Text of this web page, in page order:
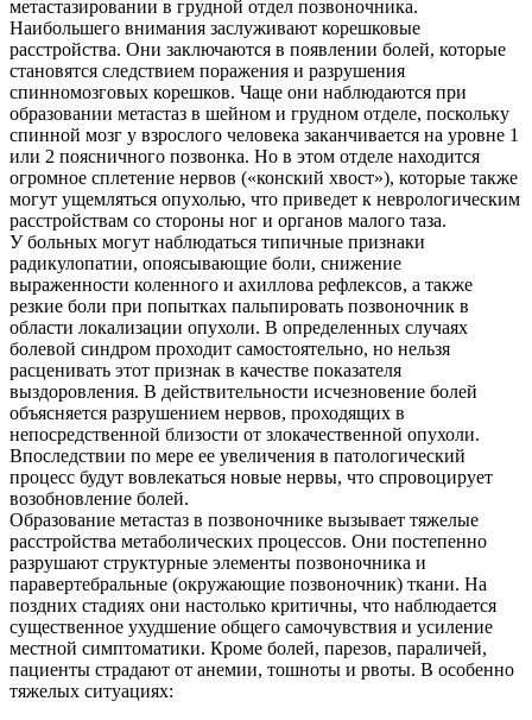
О нас
Услуги
Акции
Отзывы
Статьи
Контакты
метастазировании в грудной отдел позвоночника.
Наибольшего внимания заслуживают корешковые
расстройства. Они заключаются в появлении болей, которые
становятся следствием поражения и разрушения
спинномозговых корешков. Чаще они наблюдаются при
образовании метастаз в шейном и грудном отделе, поскольку
спинной мозг у взрослого человека заканчивается на уровне 1
или 2 поясничного позвонка. Но в этом отделе находится
огромное сплетение нервов («конский хвост»), которые также
могут ущемляться опухолью, что приведет к неврологическим
расстройствам со стороны ног и органов малого таза.
У больных могут наблюдаться типичные признаки
радикулопатии, опоясывающие боли, снижение
выраженности коленного и ахиллова рефлексов, а также
резкие боли при попытках пальпировать позвоночник в
области локализации опухоли. В определенных случаях
болевой синдром проходит самостоятельно, но нельзя
расценивать этот признак в качестве показателя
выздоровления. В действительности исчезновение болей
объясняется разрушением нервов, проходящих в
непосредственной близости от злокачественной опухоли.
Впоследствии по мере ее увеличения в патологический
процесс будут вовлекаться новые нервы, что спровоцирует
возобновление болей.
Образование метастаз в позвоночнике вызывает тяжелые
расстройства метаболических процессов. Они постепенно
разрушают структурные элементы позвоночника и
паравертебральные (окружающие позвоночник) ткани. На
поздних стадиях они настолько критичны, что наблюдается
существенное ухудшение общего самочувствия и усиление
местной симптоматики. Кроме болей, парезов, параличей,
пациенты страдают от анемии, тошноты и рвоты. В особенно
тяжелых ситуациях: